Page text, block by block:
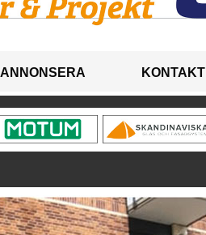
ANNONSERA KONTAKT